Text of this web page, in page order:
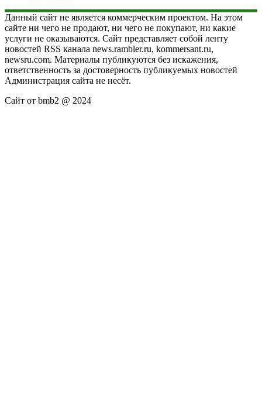
Данный сайт не является коммерческим проектом. На этом
сайте ни чего не продают, ни чего не покупают, ни какие
услуги не оказываются. Сайт представляет собой ленту
новостей RSS канала news.rambler.ru, kommersant.ru,
newsru.com. Материалы публикуются без искажения,
ответственность за достоверность публикуемых новостей
Администрация сайта не несёт.
Сайт от bmb2 @ 2024